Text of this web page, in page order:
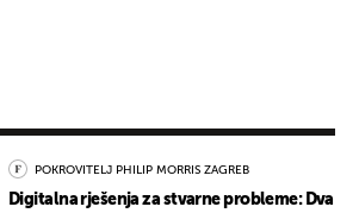
POKROVITELJ PHILIP MORRIS ZAGREB
Digitalna rješenja za stvarne probleme: Dva